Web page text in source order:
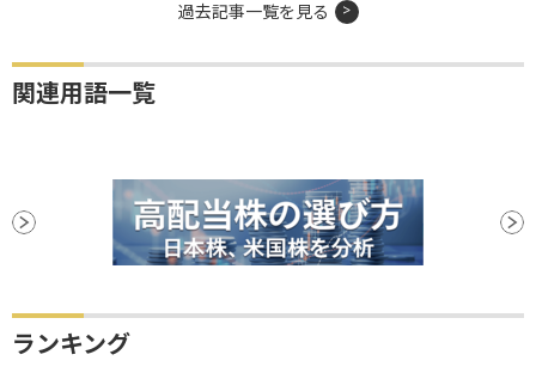
過去記事一覧を見る
関連用語一覧
ランキング